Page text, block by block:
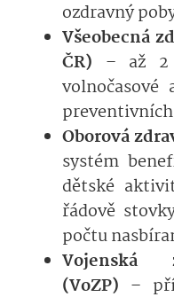
ozdravný
Všeobecná
ČR) – až 2
Oborová
systém
dětské
řádově
počtu
Vojenská
(VoZP) –